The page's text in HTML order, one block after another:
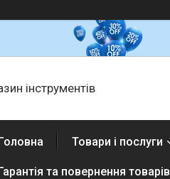
інструментів
Товари і послуги
та повернення товарів